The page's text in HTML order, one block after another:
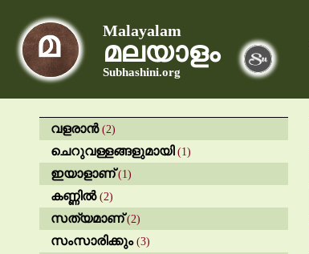
Malayalam
മലയാളം
Subhashini.org
വളരാൻ(2)
ചെറുവള്ളങ്ങളുമായി (1)
ഇയാളാണ്(1)
കണ്ണിൽ(2)
സത്യമാണ്(2)
സംസാരിക്കും(3)